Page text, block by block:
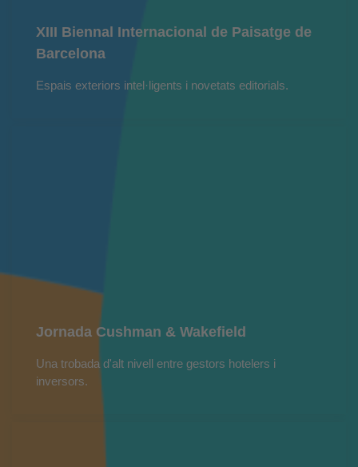
XIII Biennal Internacional de Paisatge de
Barcelona
Espais exteriors intel·ligents i novetats editorials.
Jornada Cushman & Wakefield
Una trobada d'alt nivell entre gestors hotelers i
inversors.